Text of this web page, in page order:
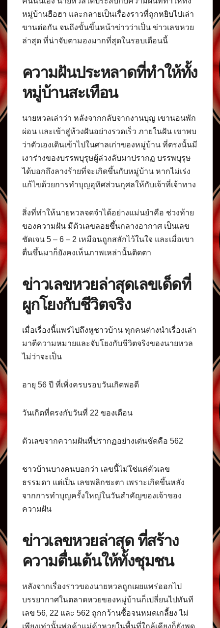
หมู่บ้านฮือฮา และกลายเป็นเรื่องราวที่ถูกหยิบไปเล่า
ขานต่อกัน จนถึงขั้นขึ้นหน้าข่าวว่าเป็น ข่าวเลขหวย
ล่าสุด ที่น่าจับตามองมากที่สุดในรอบเดือนนี้
ความฝันประหลาดที่ทำให้ทั้ง
หมู่บ้านสะเทือน
นายหวลเล่าว่า หลังจากกลับจากงานบุญ เขานอนพัก
ผ่อน และเข้าสู่ห้วงฝันอย่างรวดเร็ว ภายในฝัน เขาพบ
ว่าตัวเองเดินเข้าไปในศาลเก่าของหมู่บ้าน ที่ตรงนั้นมี
เงาร่างของบรรพบุรุษผู้ล่วงลับมาปรากฏ บรรพบุรุษ
ได้บอกถึงลางร้ายที่จะเกิดขึ้นกับหมู่บ้าน หากไม่เร่ง
แก้ไขด้วยการทำบุญอุทิศส่วนกุศลให้กับเจ้าที่เจ้าทาง
สิ่งที่ทำให้นายหวลจดจำได้อย่างแม่นยำคือ ช่วงท้าย
ของความฝัน มีตัวเลขลอยขึ้นกลางอากาศ เป็นเลข
ชัดเจน 5 – 6 – 2 เหมือนถูกสลักไว้ในใจ และเมื่อเขา
ตื่นขึ้นมาก็ยังคงเห็นภาพเหล่านั้นติดตา
ข่าวเลขหวยล่าสุดเลขเด็ดที่
ผูกโยงกับชีวิตจริง
เมื่อเรื่องนี้แพร่ไปถึงหูชาวบ้าน ทุกคนต่างนำเรื่องเล่า
มาตีความหมายและจับโยงกับชีวิตจริงของนายหวล
ไม่ว่าจะเป็น
อายุ 56 ปี ที่เพิ่งครบรอบวันเกิดพอดี
วันเกิดที่ตรงกับวันที่ 22 ของเดือน
ตัวเลขจากความฝันที่ปรากฏอย่างเด่นชัดคือ 562
ชาวบ้านบางคนบอกว่า เลขนี้ไม่ใช่แค่ตัวเลข
ธรรมดา แต่เป็น เลขพลิกชะตา เพราะเกิดขึ้นหลัง
จากการทำบุญครั้งใหญ่ในวันสำคัญของเจ้าของ
ความฝัน
ข่าวเลขหวยล่าสุด ที่สร้าง
ความตื่นเต้นให้ทั้งชุมชน
หลังจากเรื่องราวของนายหวลถูกเผยแพร่ออกไป
บรรยากาศในตลาดหวยของหมู่บ้านก็เปลี่ยนไปทันที
เลข 56, 22 และ 562 ถูกกว้านซื้อจนหมดเกลี้ยง ไม่
เพียงเท่านั้นพ่อค้าแม่ค้าหวยในพื้นที่ใกล้เคียงก็ยังพูด